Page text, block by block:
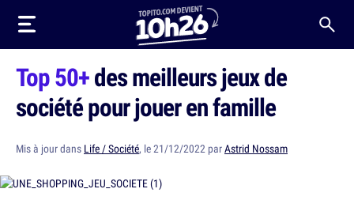
Top 50+des meilleurs jeux de
société pour jouer en famille
Mis à jour dans Life / Société, le 21/12/2022 parAstrid Nossam